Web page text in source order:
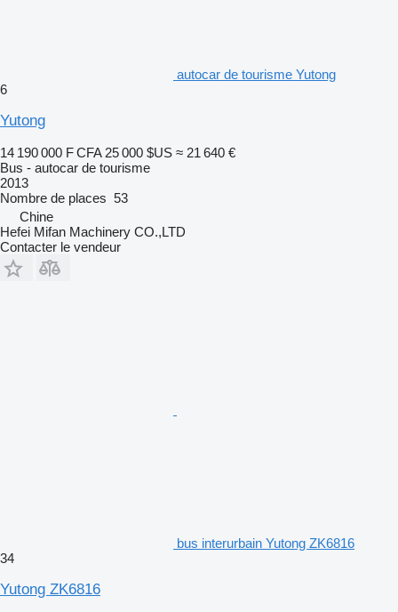
autocar de tourisme Yutong
6
Yutong
14 190 000 F CFA 25 000 $US ≈ 21 640 €
Bus - autocar de tourisme
2013
Nombre de places 53
Chine
Hefei Mifan Machinery CO.,LTD
Contacter le vendeur
bus interurbain Yutong ZK6816
34
Yutong ZK6816